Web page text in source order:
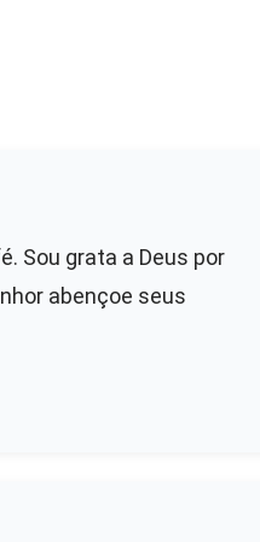
Sou grata a Deus por
abençoe seus